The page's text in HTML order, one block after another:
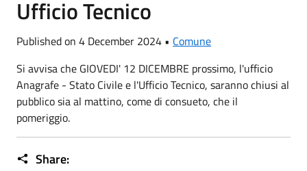
Ufficio Tecnico
Published on 4 December 2024 • Comune
Si avvisa che GIOVEDI' 12 DICEMBRE prossimo, l'ufficio
Anagrafe - Stato Civile e l'Ufficio Tecnico, saranno chiusi al
pubblico sia al mattino, come di consueto, che il
pomeriggio.
Share: